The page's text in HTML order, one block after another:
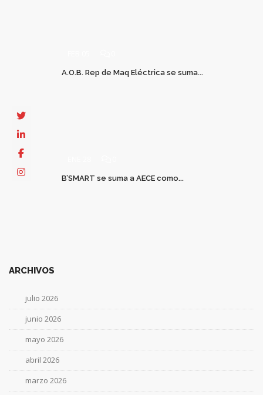
A.O.B. Rep de Maq Eléctrica se suma...
B’SMART se suma a AECE como...
ARCHIVOS
julio 2026
junio 2026
mayo 2026
abril 2026
marzo 2026